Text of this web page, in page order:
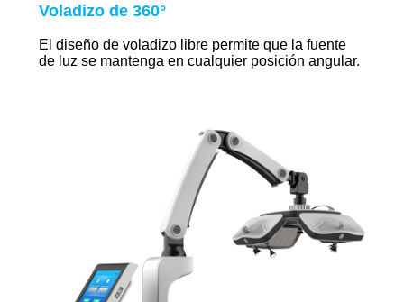
Voladizo de 360°
El diseño de voladizo libre permite que la fuente
de luz se mantenga en cualquier posición angular.